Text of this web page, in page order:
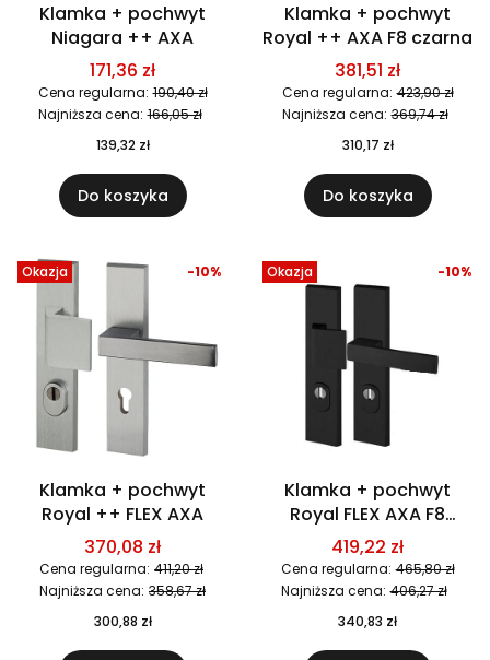
Klamka + pochwyt
Niagara ++ AXA
171,36 zł
Cena regularna: 190,40 zł
Najniższa cena: 166,05 zł
139,32 zł
Do koszyka
Klamka + pochwyt
Royal ++ AXA F8 czarna
381,51 zł
Cena regularna: 423,90 zł
Najniższa cena: 369,74 zł
310,17 zł
Do koszyka
Okazja
Klamka + pochwyt
Royal ++ FLEX AXA
370,08 zł
Cena regularna: 411,20 zł
-10%
Najniższa cena: 358,67 zł
300,88 zł
Okazja
Klamka + pochwyt
Royal FLEX AXA F8
czarna
419,22 zł
Cena regularna: 465,80 zł
-10%
Najniższa cena: 406,27 zł
340,83 zł